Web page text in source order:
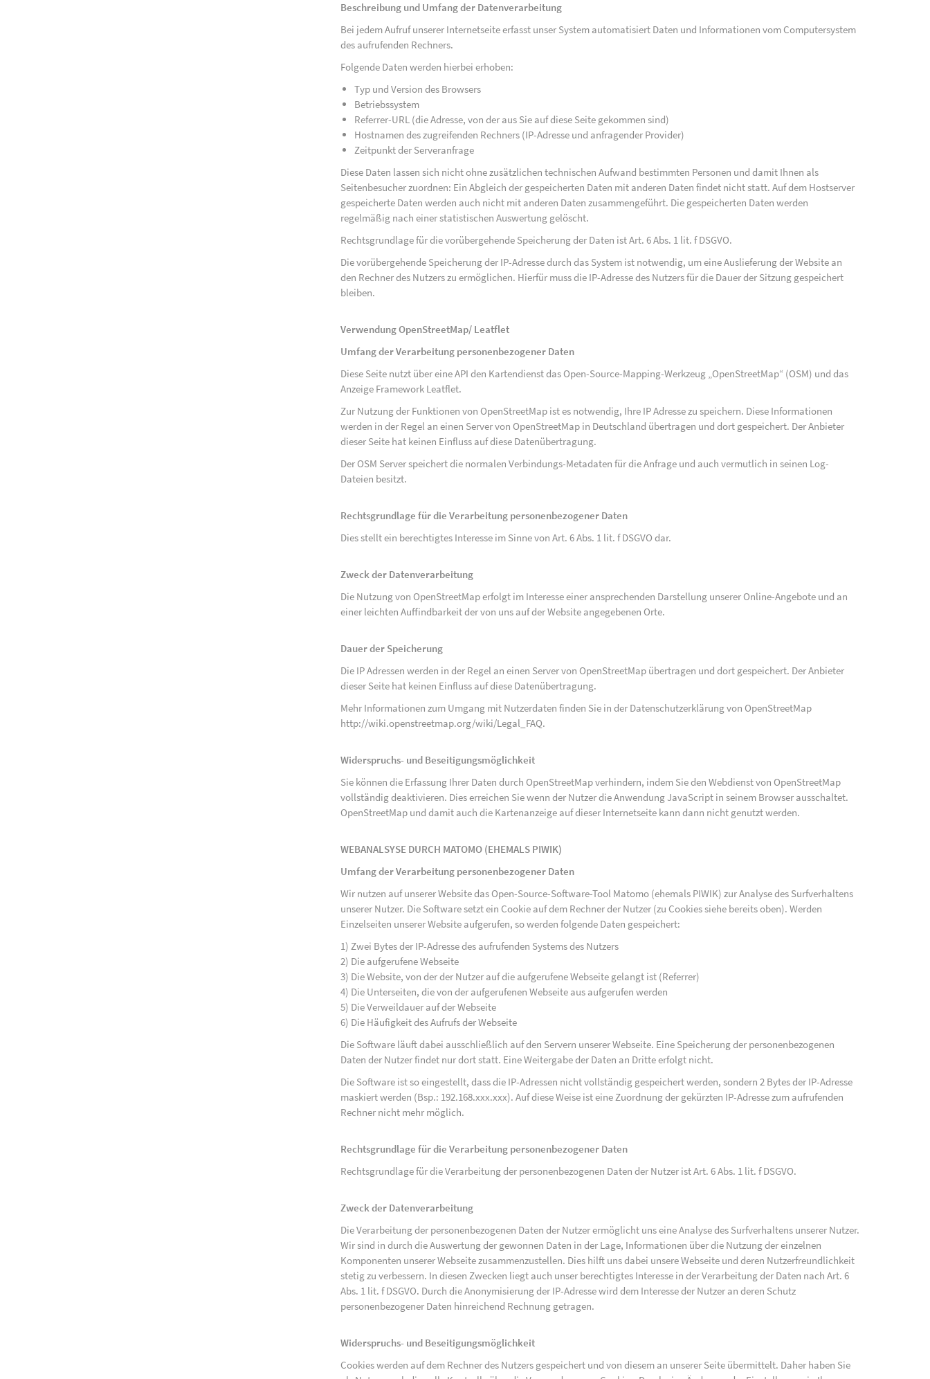
Beschreibung und Umfang der Datenverarbeitung
Bei jedem Aufruf unserer Internetseite erfasst unser System automatisiert Daten und Informationen vom Computersystem
des aufrufenden Rechners.
Folgende Daten werden hierbei erhoben:
Typ und Version des Browsers
Betriebssystem
Referrer-URL (die Adresse, von der aus Sie auf diese Seite gekommen sind)
Hostnamen des zugreifenden Rechners (IP-Adresse und anfragender Provider)
Zeitpunkt der Serveranfrage
Diese Daten lassen sich nicht ohne zusätzlichen technischen Aufwand bestimmten Personen und damit Ihnen als
Seitenbesucher zuordnen: Ein Abgleich der gespeicherten Daten mit anderen Daten findet nicht statt. Auf dem Hostserver
gespeicherte Daten werden auch nicht mit anderen Daten zusammengeführt. Die gespeicherten Daten werden
regelmäßig nach einer statistischen Auswertung gelöscht.
Rechtsgrundlage für die vorübergehende Speicherung der Daten ist Art. 6 Abs. 1 lit. f DSGVO.
Die vorübergehende Speicherung der IP-Adresse durch das System ist notwendig, um eine Auslieferung der Website an
den Rechner des Nutzers zu ermöglichen. Hierfür muss die IP-Adresse des Nutzers für die Dauer der Sitzung gespeichert
bleiben.
Verwendung OpenStreetMap/ Leatflet
Umfang der Verarbeitung personenbezogener Daten
Diese Seite nutzt über eine API den Kartendienst das Open-Source-Mapping-Werkzeug „OpenStreetMap“ (OSM) und das
Anzeige Framework Leatflet.
Zur Nutzung der Funktionen von OpenStreetMap ist es notwendig, Ihre IP Adresse zu speichern. Diese Informationen
werden in der Regel an einen Server von OpenStreetMap in Deutschland übertragen und dort gespeichert. Der Anbieter
dieser Seite hat keinen Einfluss auf diese Datenübertragung.
Der OSM Server speichert die normalen Verbindungs-Metadaten für die Anfrage und auch vermutlich in seinen Log-
Dateien besitzt.
Rechtsgrundlage für die Verarbeitung personenbezogener Daten
Dies stellt ein berechtigtes Interesse im Sinne von Art. 6 Abs. 1 lit. f DSGVO dar.
Zweck der Datenverarbeitung
Die Nutzung von OpenStreetMap erfolgt im Interesse einer ansprechenden Darstellung unserer Online-Angebote und an
einer leichten Auffindbarkeit der von uns auf der Website angegebenen Orte.
Dauer der Speicherung
Die IP Adressen werden in der Regel an einen Server von OpenStreetMap übertragen und dort gespeichert. Der Anbieter
dieser Seite hat keinen Einfluss auf diese Datenübertragung.
Mehr Informationen zum Umgang mit Nutzerdaten finden Sie in der Datenschutzerklärung von OpenStreetMap
http://wiki.openstreetmap.org/wiki/Legal_FAQ.
Widerspruchs- und Beseitigungsmöglichkeit
Sie können die Erfassung Ihrer Daten durch OpenStreetMap verhindern, indem Sie den Webdienst von OpenStreetMap
vollständig deaktivieren. Dies erreichen Sie wenn der Nutzer die Anwendung JavaScript in seinem Browser ausschaltet.
OpenStreetMap und damit auch die Kartenanzeige auf dieser Internetseite kann dann nicht genutzt werden.
WEBANALSYSE DURCH MATOMO (EHEMALS PIWIK)
Umfang der Verarbeitung personenbezogener Daten
Wir nutzen auf unserer Website das Open-Source-Software-Tool Matomo (ehemals PIWIK) zur Analyse des Surfverhaltens
unserer Nutzer. Die Software setzt ein Cookie auf dem Rechner der Nutzer (zu Cookies siehe bereits oben). Werden
Einzelseiten unserer Website aufgerufen, so werden folgende Daten gespeichert:
1) Zwei Bytes der IP-Adresse des aufrufenden Systems des Nutzers
2) Die aufgerufene Webseite
3) Die Website, von der der Nutzer auf die aufgerufene Webseite gelangt ist (Referrer)
4) Die Unterseiten, die von der aufgerufenen Webseite aus aufgerufen werden
5) Die Verweildauer auf der Webseite
6) Die Häufigkeit des Aufrufs der Webseite
Die Software läuft dabei ausschließlich auf den Servern unserer Webseite. Eine Speicherung der personenbezogenen
Daten der Nutzer findet nur dort statt. Eine Weitergabe der Daten an Dritte erfolgt nicht.
Die Software ist so eingestellt, dass die IP-Adressen nicht vollständig gespeichert werden, sondern 2 Bytes der IP-Adresse
maskiert werden (Bsp.: 192.168.xxx.xxx). Auf diese Weise ist eine Zuordnung der gekürzten IP-Adresse zum aufrufenden
Rechner nicht mehr möglich.
Rechtsgrundlage für die Verarbeitung personenbezogener Daten
Rechtsgrundlage für die Verarbeitung der personenbezogenen Daten der Nutzer ist Art. 6 Abs. 1 lit. f DSGVO.
Zweck der Datenverarbeitung
Die Verarbeitung der personenbezogenen Daten der Nutzer ermöglicht uns eine Analyse des Surfverhaltens unserer Nutzer.
Wir sind in durch die Auswertung der gewonnen Daten in der Lage, Informationen über die Nutzung der einzelnen
Komponenten unserer Webseite zusammenzustellen. Dies hilft uns dabei unsere Webseite und deren Nutzerfreundlichkeit
stetig zu verbessern. In diesen Zwecken liegt auch unser berechtigtes Interesse in der Verarbeitung der Daten nach Art. 6
Abs. 1 lit. f DSGVO. Durch die Anonymisierung der IP-Adresse wird dem Interesse der Nutzer an deren Schutz
personenbezogener Daten hinreichend Rechnung getragen.
Widerspruchs- und Beseitigungsmöglichkeit
Cookies werden auf dem Rechner des Nutzers gespeichert und von diesem an unserer Seite übermittelt. Daher haben Sie